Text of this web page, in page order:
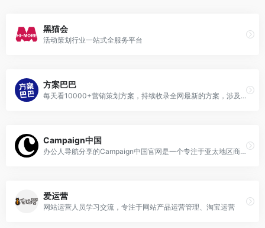
黑猫会
活动策划行业一站式全服务平台
方案巴巴
每天看10000+营销策划方案，持续收录全网最新的方案，涉及30行业，500+公司。加入社群，快速积累行业资源。小红书强力种草~国内知名品牌负责人、策划人都在用
Campaign中国
办公人导航分享的Campaign中国官网是一个专注于亚太地区商业传播服务的平台，致力于为广告、传媒和营销行业提供全面的解决方案。
爱运营
网站运营人员学习交流，专注于网站产品运营管理、淘宝运营